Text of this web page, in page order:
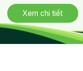
Xem chi tiết